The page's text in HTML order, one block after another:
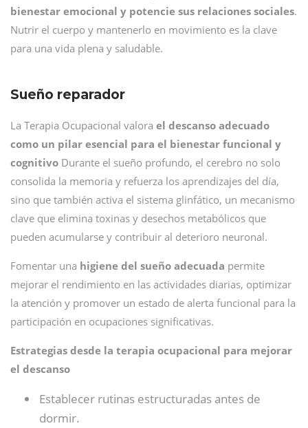
bienestar emocional y potencie sus relaciones sociales.
Nutrir el cuerpo y mantenerlo en movimiento es la clave
para una vida plena y saludable.
Sueño reparador
La Terapia Ocupacional valora el descanso adecuado
como un pilar esencial para el bienestar funcional y
cognitivo Durante el sueño profundo, el cerebro no solo
consolida la memoria y refuerza los aprendizajes del día,
sino que también activa el sistema glinfático, un mecanismo
clave que elimina toxinas y desechos metabólicos que
pueden acumularse y contribuir al deterioro neuronal.
Fomentar una higiene del sueño adecuada permite
mejorar el rendimiento en las actividades diarias, optimizar
la atención y promover un estado de alerta funcional para la
participación en ocupaciones significativas.
Estrategias desde la terapia ocupacional para mejorar
el descanso
Establecer rutinas estructuradas antes de
dormir.